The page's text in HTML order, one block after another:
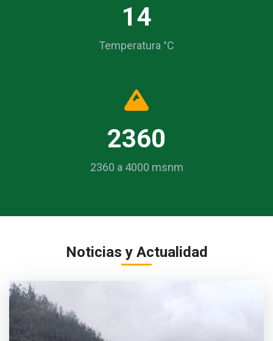
14
Temperatura °C
2360
2360 a 4000 msnm
Noticias y Actualidad